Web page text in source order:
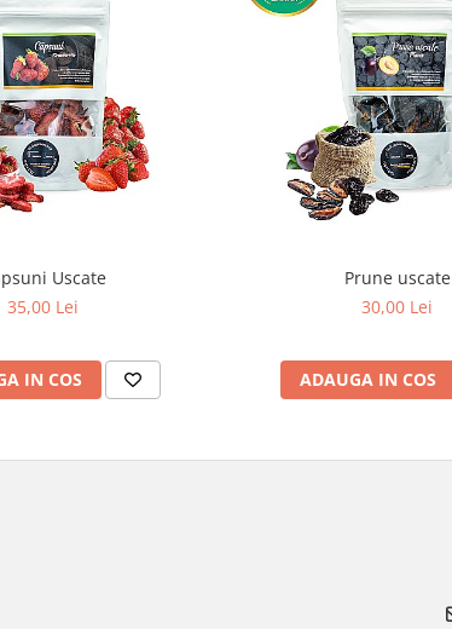
Uscate
35,00 Lei
IN COS
Prune uscate
30,00 Lei
ADAUGA IN COS